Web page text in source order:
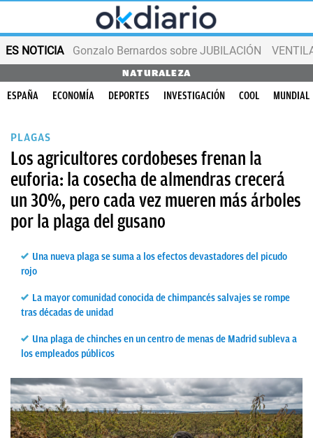
ES NOTICIA Gonzalo Bernardos sobre JUBILACIÓN
NATURALEZA
ESPAÑA ECONOMÍA DEPORTES INVESTIGACIÓN COOL MUNDIAL
PLAGAS
Los agricultores cordobeses frenan la
euforia: la cosecha de almendras crecerá
un 30%, pero cada vez mueren más árboles
por la plaga del gusano
Una nueva plaga se suma a los efectos devastadores del picudo
rojo
La mayor comunidad conocida de chimpancés salvajes se rompe
tras décadas de unidad
Una plaga de chinches en un centro de menas de Madrid subleva a
los empleados públicos